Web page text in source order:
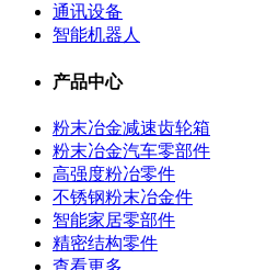
通讯设备
智能机器人
产品中心
粉末冶金减速齿轮箱
粉末冶金汽车零部件
高强度粉冶零件
不锈钢粉末冶金件
智能家居零部件
精密结构零件
查看更多